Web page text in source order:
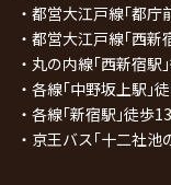
・都営大江戸線｢都庁
・都営大江戸線｢西
・丸の内線｢西新宿駅
・各線｢中野坂上駅｣
・各線｢新宿駅｣徒歩
・京王バス｢十二社池